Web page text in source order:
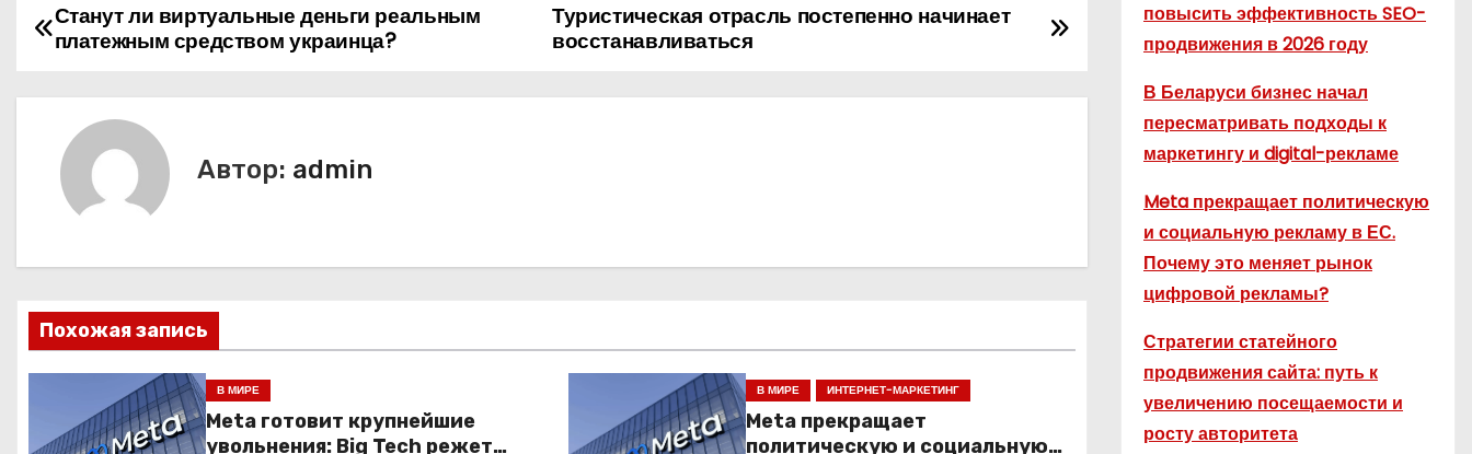
Н
ц
и
п
Туристическая отрасль постепенно начинает
восстанавливаться
Станут ли виртуальные деньги реальным
платежным средством украинца?
Автор: admin
Похожая запись
В МИРЕ
Meta готовит крупнейшие
увольнения: Big Tech режет
В МИРЕ ИНТЕРНЕТ-МАРКЕТИНГ
Meta прекращает
политическую и социальную
повысить эффективность SEO-
продвижения в 2026 году
В Беларуси бизнес начал
пересматривать подходы к
маркетингу и digital-рекламе
Meta прекращает политическую
и социальную рекламу в ЕС.
Почему это меняет рынок
цифровой рекламы?
Стратегии статейного
продвижения сайта: путь к
увеличению посещаемости и
росту авторитета